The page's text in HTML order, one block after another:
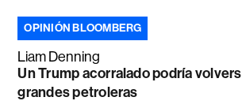
OPINIÓN BLOOMBERG
Liam Denning
Un Trump acorralado podría
grandes petroleras